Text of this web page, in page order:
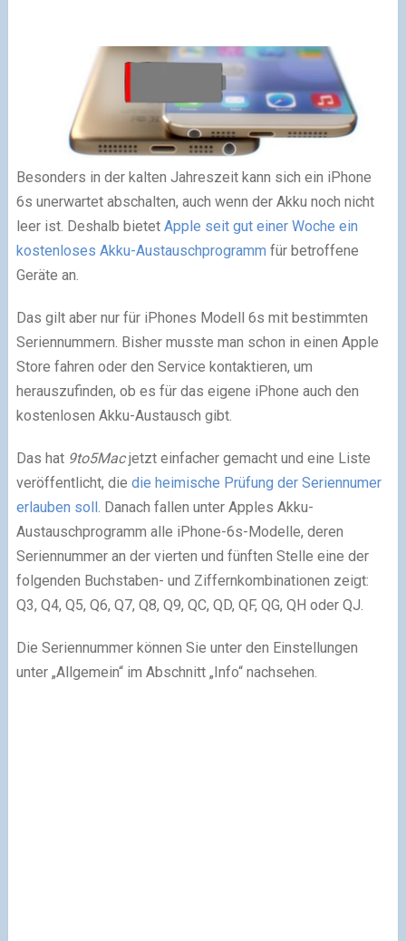
Besonders in der kalten Jahreszeit kann sich ein iPhone
6s unerwartet abschalten, auch wenn der Akku noch nicht
leer ist. Deshalb bietet Apple seit gut einer Woche ein
kostenloses Akku-Austauschprogramm für betroffene
Geräte an.
Das gilt aber nur für iPhones Modell 6s mit bestimmten
Seriennummern. Bisher musste man schon in einen Apple
Store fahren oder den Service kontaktieren, um
herauszufinden, ob es für das eigene iPhone auch den
kostenlosen Akku-Austausch gibt.
Das hat 9to5Macjetzt einfacher gemacht und eine Liste
veröffentlicht, die die heimische Prüfung der Seriennumer
erlauben soll . Danach fallen unter Apples Akku-
Austauschprogramm alle iPhone-6s-Modelle, deren
Seriennummer an der vierten und fünften Stelle eine der
folgenden Buchstaben- und Ziffernkombinationen zeigt:
Q3, Q4, Q5, Q6, Q7, Q8, Q9, QC, QD, QF, QG, QH oder QJ.
Die Seriennummer können Sie unter den Einstellungen
unter „Allgemein“ im Abschnitt „Info“ nachsehen.